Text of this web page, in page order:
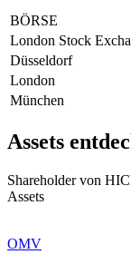
BÖRSE
London Stock
Düsseldorf
London
München
Assets
Shareholder von
Assets
OMV